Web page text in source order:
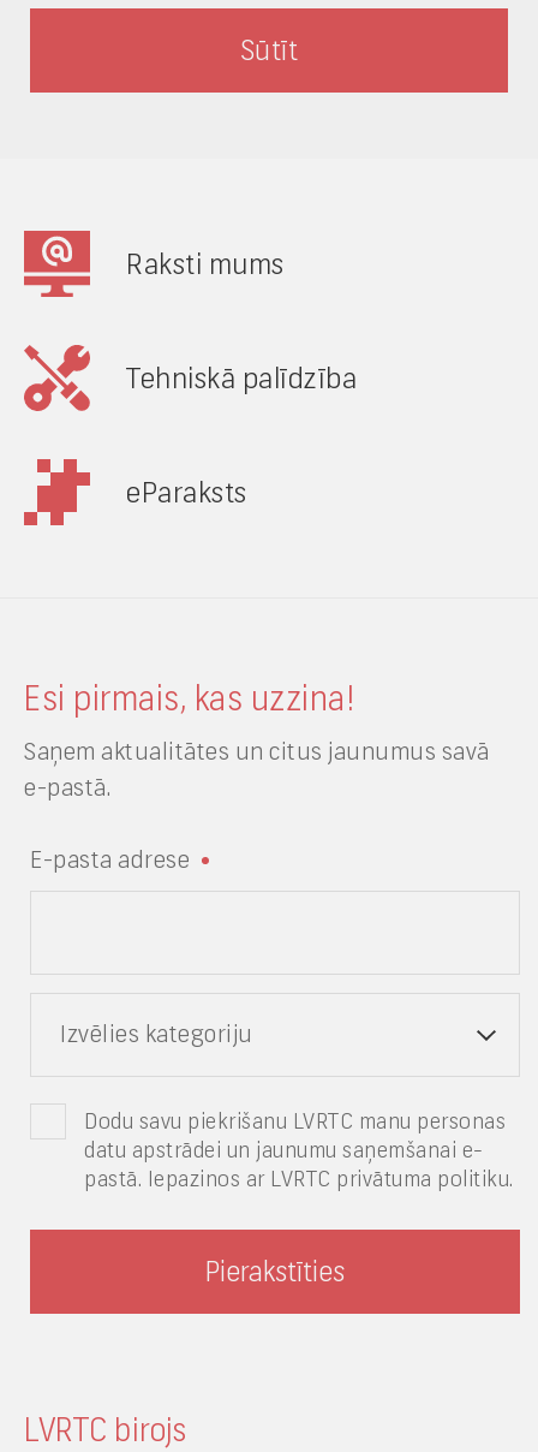
Raksti mums
Tehniskā palīdzība
eParaksts
Esi pirmais, kas uzzina!
Saņem aktualitātes un citus jaunumus savā
e-pastā.
E-pasta adrese
Izvēlies kategoriju
Dodu savu piekrišanu LVRTC manu personas
datu apstrādei un jaunumu saņemšanai e-
pastā. Iepazinos ar LVRTC privātuma politiku.
LVRTC birojs